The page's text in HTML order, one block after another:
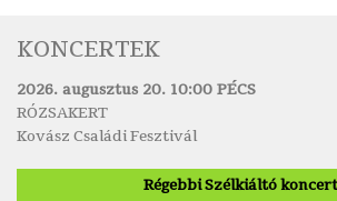
KONCERTEK
2026. augusztus 20. 10:00 PÉCS
RÓZSAKERT
Kovász Családi Fesztivál
Régebbi Szélkiáltó